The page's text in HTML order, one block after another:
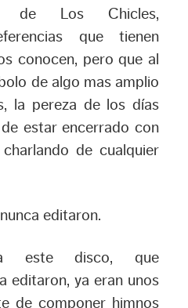
de Los Chicles,
que tienen
conocen, pero que al
de algo mas amplio
la pereza de los días
estar encerrado con
de cualquier
editaron.
este disco, que
editaron, ya eran unos
de componer himnos